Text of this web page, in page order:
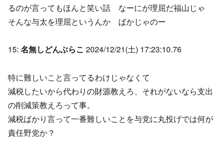
るのが言ってもほんと笑い話 なーにが理屈だ福山じゃ
そんな与太を理屈というんか ばかじゃのー
15: 名無しどんぶらこ 2024/12/21(土) 17:23:10.76
特に難しいこと言ってるわけじゃなくて
減税したいから代わりの財源教えろ、それがないなら支出
の削減策教えろって事。
減税ばかり言って一番難しいことを与党に丸投げでは何が
責任野党か？